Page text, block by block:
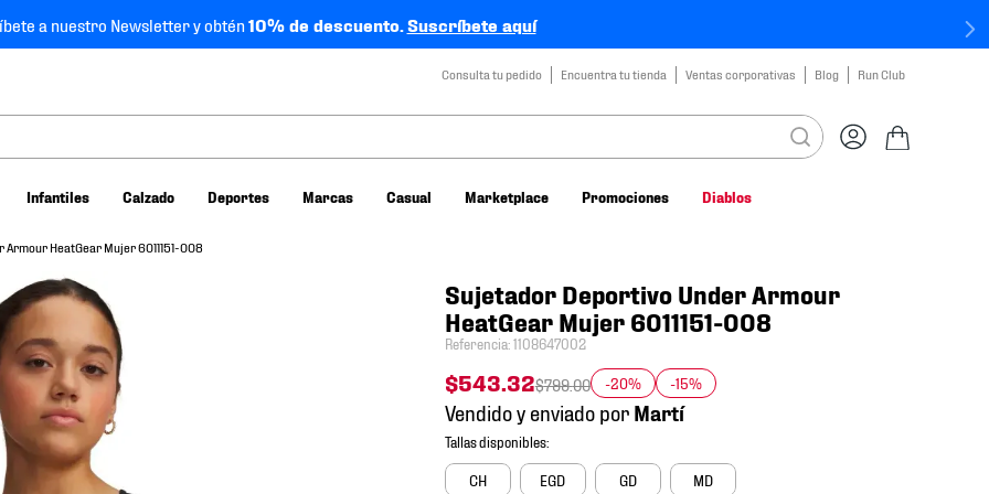
a nuestro Newsletter y obtén10% de descuento.Suscríbete aquí
Consulta tu pedido Encuentra tu tienda Ventas corporativas Blog Run Club
Infantiles Calzado Deportes Marcas Casual Marketplace Promociones Diablos
HeatGear Mujer 6011151-008
Sujetador Deportivo Under Armour
HeatGear Mujer 6011151-008
Referencia:1108647002
$543.32$799.00 -20% -15%
Vendido y enviado por
CH EGD GD MD